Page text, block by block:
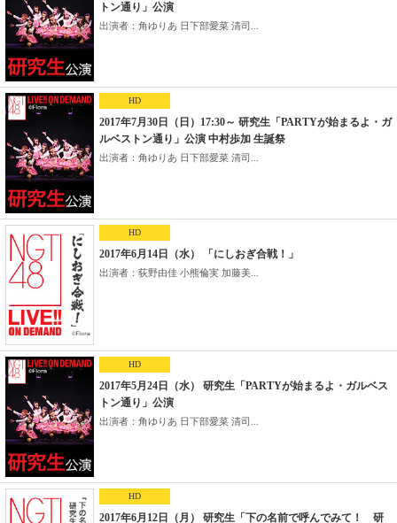
トン通り」公演
出演者：角ゆりあ 日下部愛菜 清司...
HD
2017年7月30日（日）17:30～ 研究生「PARTYが始まるよ・ガ
ルベストン通り」公演 中村歩加 生誕祭
出演者：角ゆりあ 日下部愛菜 清司...
HD
2017年6月14日（水） 「にしおぎ合戦！」
出演者：荻野由佳 小熊倫実 加藤美...
HD
2017年5月24日（水） 研究生「PARTYが始まるよ・ガルベス
トン通り」公演
出演者：角ゆりあ 日下部愛菜 清司...
HD
2017年6月12日（月） 研究生「下の名前で呼んでみて！ 研